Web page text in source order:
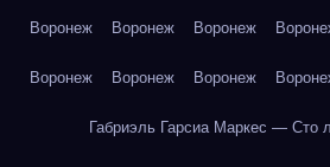
Воронеж Воронеж Воронеж
Воронеж Воронеж Воронеж
Габриэль Гарсиа Маркес — Сто